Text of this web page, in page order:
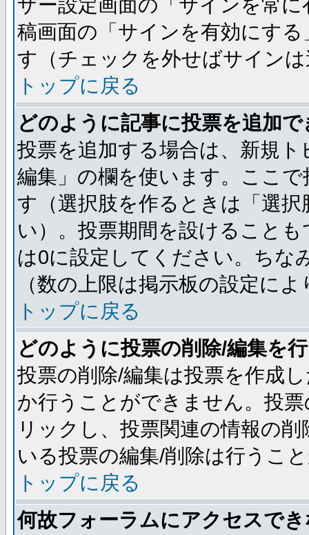
ザー設定画面の「サインを常
稿画面の「サインを有効にす
す（チェックを外せばサイン
トップに戻る
どのように記事に投票を追加
投票を追加する場合は、新規
編集」の欄を使います。ここ
す（選択肢を作るときは「選
い）。投票期間を設けること
は0に設定してください。ちな
（数の上限は掲示板の設定に
トップに戻る
どのように投票の削除/編集を
投票の削除/編集は投票を作成
か行うことができません。投
リックし、投票関連の情報の
いる投票の編集/削除は行うこ
トップに戻る
何故フォーラムにアクセスで